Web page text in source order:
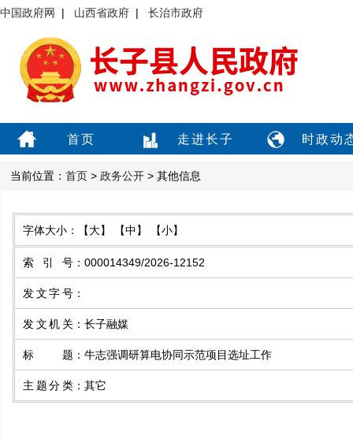
中国政府网 | 山西省政府 | 长治市政府
首页 走进长子 时政动
当前位置： 首页 > 政务公开 > 其他信息
字体大小： 【大】 【中】 【小】
索引号 ： 000014349/2026-12152
发文字号 ：
发文机关 ： 长子融媒
标题 ： 牛志强调研算电协同示范项目选址工作
主题分类 ： 其它